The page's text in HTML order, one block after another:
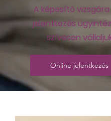
A képesítő
jelentkezés
szívesen
Online jelentkezés